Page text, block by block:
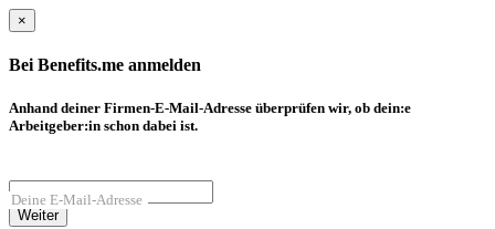
×
Bei Benefits.me anmelden
Anhand deiner Firmen-E-Mail-Adresse überprüfen wir, ob dein:e
Arbeitgeber:in schon dabei ist.
Deine E-Mail-Adresse
Weiter